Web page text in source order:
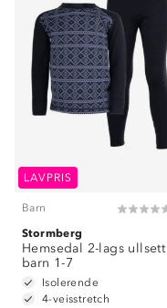
LAVPRIS
Barn
Stormberg
Hemsedal 2-lags ullsett
barn 1-7
Isolerende
4-veisstretch